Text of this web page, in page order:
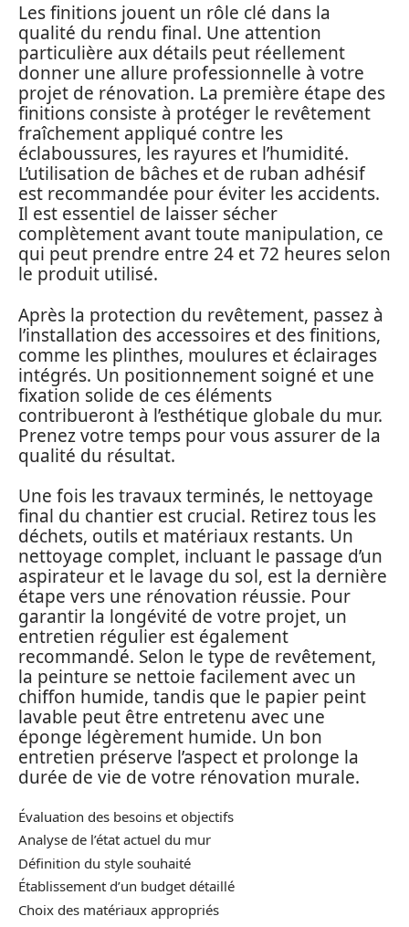
Les finitions jouent un rôle clé dans la
qualité du rendu final. Une attention
particulière aux détails peut réellement
donner une allure professionnelle à votre
projet de rénovation. La première étape des
finitions consiste à protéger le revêtement
fraîchement appliqué contre les
éclaboussures, les rayures et l’humidité.
L’utilisation de bâches et de ruban adhésif
est recommandée pour éviter les accidents.
Il est essentiel de laisser sécher
complètement avant toute manipulation, ce
qui peut prendre entre 24 et 72 heures selon
le produit utilisé.
Après la protection du revêtement, passez à
l’installation des accessoires et des finitions,
comme les plinthes, moulures et éclairages
intégrés. Un positionnement soigné et une
fixation solide de ces éléments
contribueront à l’esthétique globale du mur.
Prenez votre temps pour vous assurer de la
qualité du résultat.
Une fois les travaux terminés, le nettoyage
final du chantier est crucial. Retirez tous les
déchets, outils et matériaux restants. Un
nettoyage complet, incluant le passage d’un
aspirateur et le lavage du sol, est la dernière
étape vers une rénovation réussie. Pour
garantir la longévité de votre projet, un
entretien régulier est également
recommandé. Selon le type de revêtement,
la peinture se nettoie facilement avec un
chiffon humide, tandis que le papier peint
lavable peut être entretenu avec une
éponge légèrement humide. Un bon
entretien préserve l’aspect et prolonge la
durée de vie de votre rénovation murale.
Évaluation des besoins et objectifs
Analyse de l’état actuel du mur
Définition du style souhaité
Établissement d’un budget détaillé
Choix des matériaux appropriés